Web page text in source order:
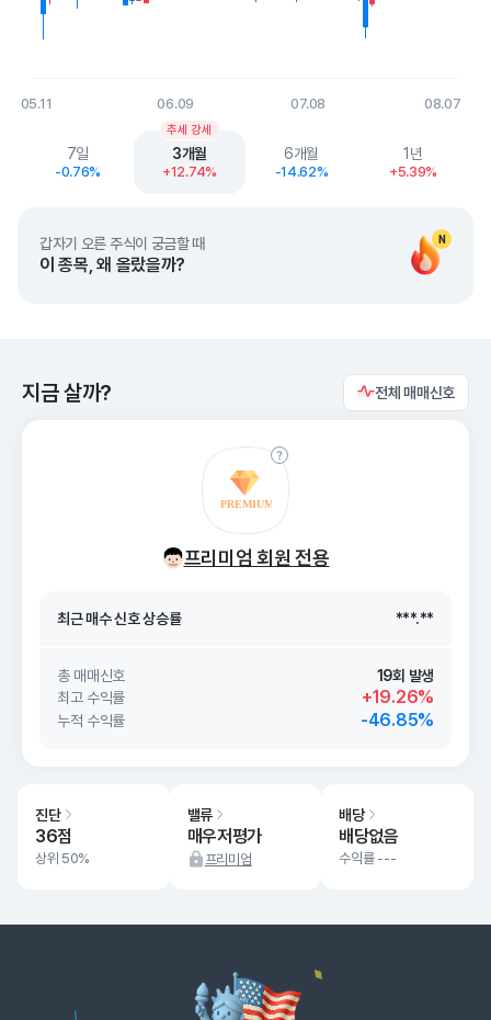
05.11 06.09 07.08 08.07
End of interactive chart.
7일
-0.76%
3개월
+12.74%
추세 강세
6개월
-14.62%
1년
+5.39%
N
갑자기 오른 주식이 궁금할 때
이 종목, 왜 올랐을까?
지금 살까? 전체 매매신호
프리미엄 회원 전용
26. 08/10
최근 매수 신호 상승률 ***.**
최근 매수 신호 ***.**
총 매매신호
19회 발생
최고 수익률
+19.26%
누적 수익률 -46.85%
진단
36점
상위 50%
밸류
매우저평가
프리미엄
배당
배당없음
수익률 ---